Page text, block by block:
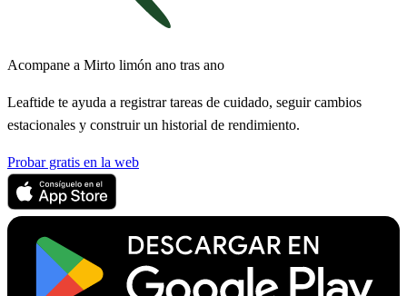
Acompane a Mirto limón ano tras ano
Leaftide te ayuda a registrar tareas de cuidado, seguir cambios
estacionales y construir un historial de rendimiento.
Probar gratis en la web